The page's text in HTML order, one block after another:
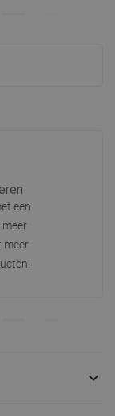
een
meer
